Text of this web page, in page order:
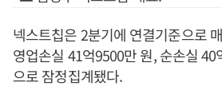
넥스트칩은 2분기에 연결기준으로
영업손실 41억9500만 원, 순손실
으로 잠정집계됐다.